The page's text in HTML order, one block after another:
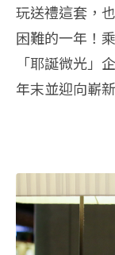
玩送禮這套，
困難的一年！
「耶誕微光」
年末並迎向嶄